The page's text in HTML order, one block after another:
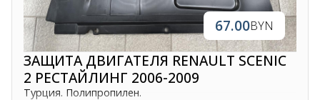
67.00BYN
ЗАЩИТА ДВИГАТЕЛЯ RENAULT SCENIC
2 РЕСТАЙЛИНГ 2006-2009
Турция. Полипропилен.